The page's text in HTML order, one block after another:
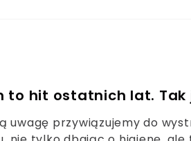
to hit ostatnich lat. Tak
uwagę przywiązujemy do